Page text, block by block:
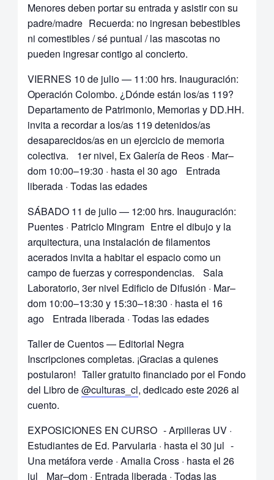
Menores deben portar su entrada y asistir con su
padre/madre Recuerda: no ingresan bebestibles
ni comestibles / sé puntual / las mascotas no
pueden ingresar contigo al concierto.
VIERNES 10 de julio — 11:00 hrs. Inauguración:
Operación Colombo. ¿Dónde están los/as 119?
Departamento de Patrimonio, Memorias y DD.HH.
invita a recordar a los/as 119 detenidos/as
desaparecidos/as en un ejercicio de memoria
colectiva. 1er nivel, Ex Galería de Reos · Mar–
dom 10:00–19:30 · hasta el 30 ago Entrada
liberada · Todas las edades
SÁBADO 11 de julio — 12:00 hrs. Inauguración:
Puentes · Patricio Mingram Entre el dibujo y la
arquitectura, una instalación de filamentos
acerados invita a habitar el espacio como un
campo de fuerzas y correspondencias. Sala
Laboratorio, 3er nivel Edificio de Difusión · Mar–
dom 10:00–13:30 y 15:30–18:30 · hasta el 16
ago Entrada liberada · Todas las edades
Taller de Cuentos — Editorial Negra
Inscripciones completas. ¡Gracias a quienes
postularon! Taller gratuito financiado por el Fondo
del Libro de@culturas_cl, dedicado este 2026 al
cuento.
EXPOSICIONES EN CURSO - Arpilleras UV ·
Estudiantes de Ed. Parvularia · hasta el 30 jul -
Una metáfora verde · Amalia Cross · hasta el 26
jul Mar–dom · Entrada liberada · Todas las